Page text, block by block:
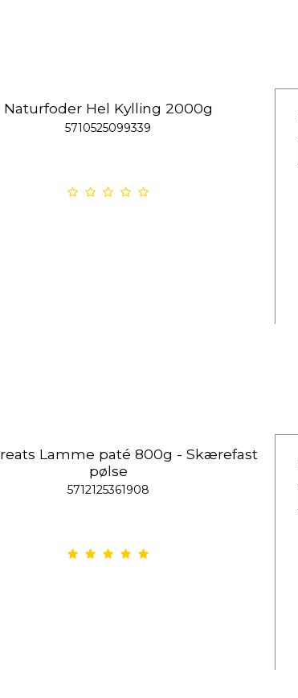
Naturfoder Hel Kylling 2000g
5710525099339
Lamme paté 800g - Skærefast
pølse
5712125361908